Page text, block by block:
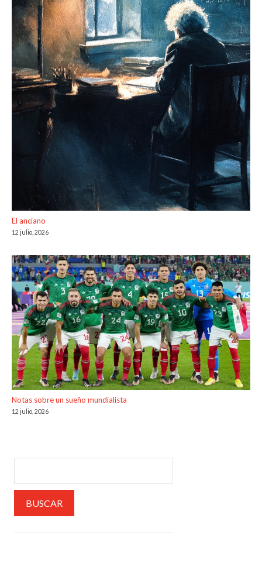
El anciano
12 julio, 2026
Notas sobre un sueño mundialista
12 julio, 2026